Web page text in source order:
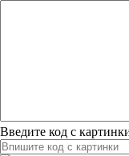
Введите код с